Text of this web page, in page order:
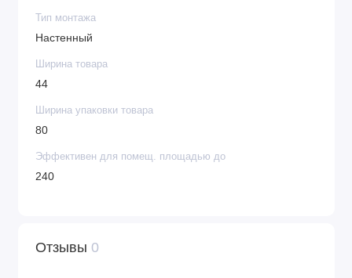
Тип монтажа
Настенный
Ширина товара
44
Ширина упаковки товара
80
Эффективен для помещ. площадью до
240
Отзывы 0